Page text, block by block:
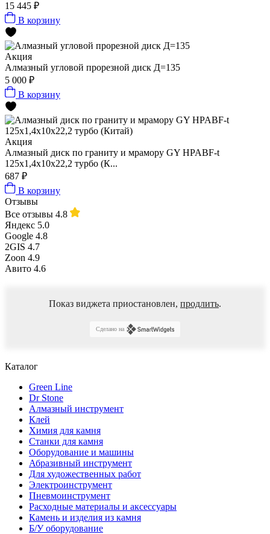
15 445 ₽
В корзину
Акция
Алмазный угловой прорезной диск Д=135
5 000 ₽
В корзину
Акция
Алмазный диск по граниту и мрамору GY HPABF-t
125x1,4x10x22,2 турбо (К...
687 ₽
В корзину
Отзывы
Все отзывы 4.8
Яндекс 5.0
Google 4.8
2GIS 4.7
Zoon 4.9
Авито 4.6
Показ виджета приостановлен, продлить.
Сделано на
Каталог
Green Line
Dr Stone
Алмазный инструмент
Клей
Химия для камня
Станки для камня
Оборудование и машины
Абразивный инструмент
Для художественных работ
Электроинструмент
Пневмоинструмент
Расходные материалы и аксессуары
Камень и изделия из камня
Б/У оборудование